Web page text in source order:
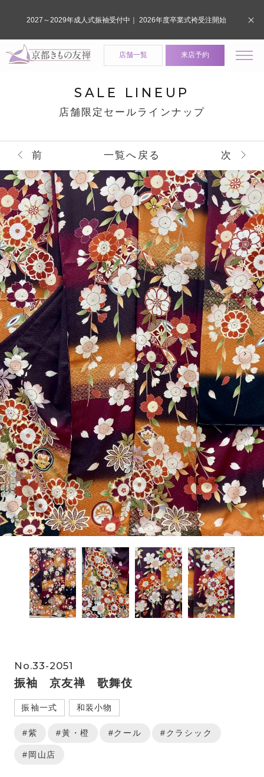
店舗一覧 来店予約
SALE LINEUP
店舗限定セールラインナップ
前 一覧へ戻る 次
No.33-2051
振袖 京友禅 歌舞伎
振袖一式 和装小物
#紫 #黃・橙 #クール #クラシック
#岡山店
2027～2029年成人式振袖受付中｜ 2026年度卒業式袴受注開始